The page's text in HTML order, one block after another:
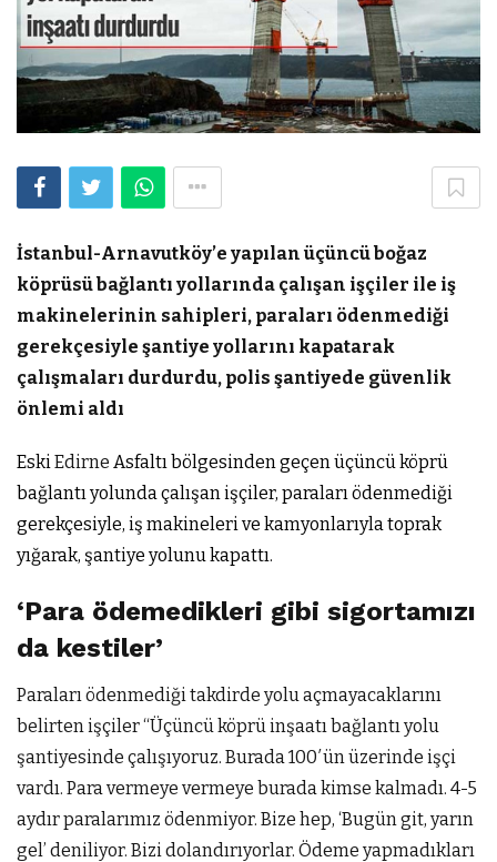
İstanbul-Arnavutköy’e yapılan üçüncü boğaz
köprüsü bağlantı yollarında çalışan işçiler ile iş
makinelerinin sahipleri, paraları ödenmediği
gerekçesiyle şantiye yollarını kapatarak
çalışmaları durdurdu, polis şantiyede güvenlik
önlemi aldı
Eski Edirne Asfaltı bölgesinden geçen üçüncü köprü
bağlantı yolunda çalışan işçiler, paraları ödenmediği
gerekçesiyle, iş makineleri ve kamyonlarıyla toprak
yığarak, şantiye yolunu kapattı.
‘Para ödemedikleri gibi sigortamızı
da kestiler’
Paraları ödenmediği takdirde yolu açmayacaklarını
belirten işçiler “Üçüncü köprü inşaatı bağlantı yolu
şantiyesinde çalışıyoruz. Burada 100′ün üzerinde işçi
vardı. Para vermeye vermeye burada kimse kalmadı. 4-5
aydır paralarımız ödenmiyor. Bize hep, ‘Bugün git, yarın
gel’ deniliyor. Bizi dolandırıyorlar. Ödeme yapmadıkları